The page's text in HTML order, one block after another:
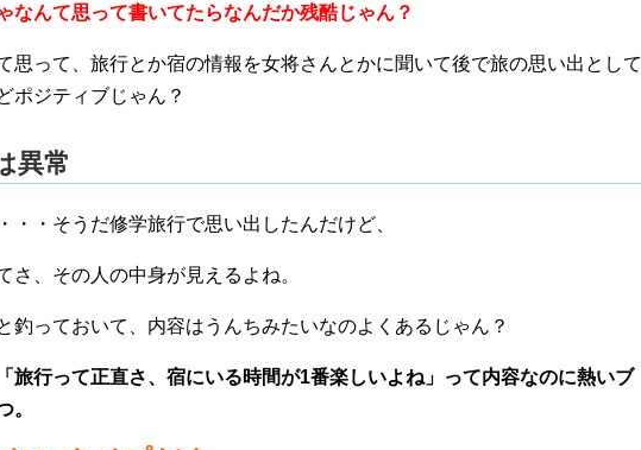
なんて思って書いてたらなんだか残酷じゃん？
思って、旅行とか宿の情報を女将さんとかに聞いて後で旅の思い出として
ポジティブじゃん？
異常
・・そうだ修学旅行で思い出したんだけど、
さ、その人の中身が見えるよね。
釣っておいて、内容はうんちみたいなのよくあるじゃん？
旅行って正直さ、宿にいる時間が1番楽しいよね」って内容なのに熱いブ
。